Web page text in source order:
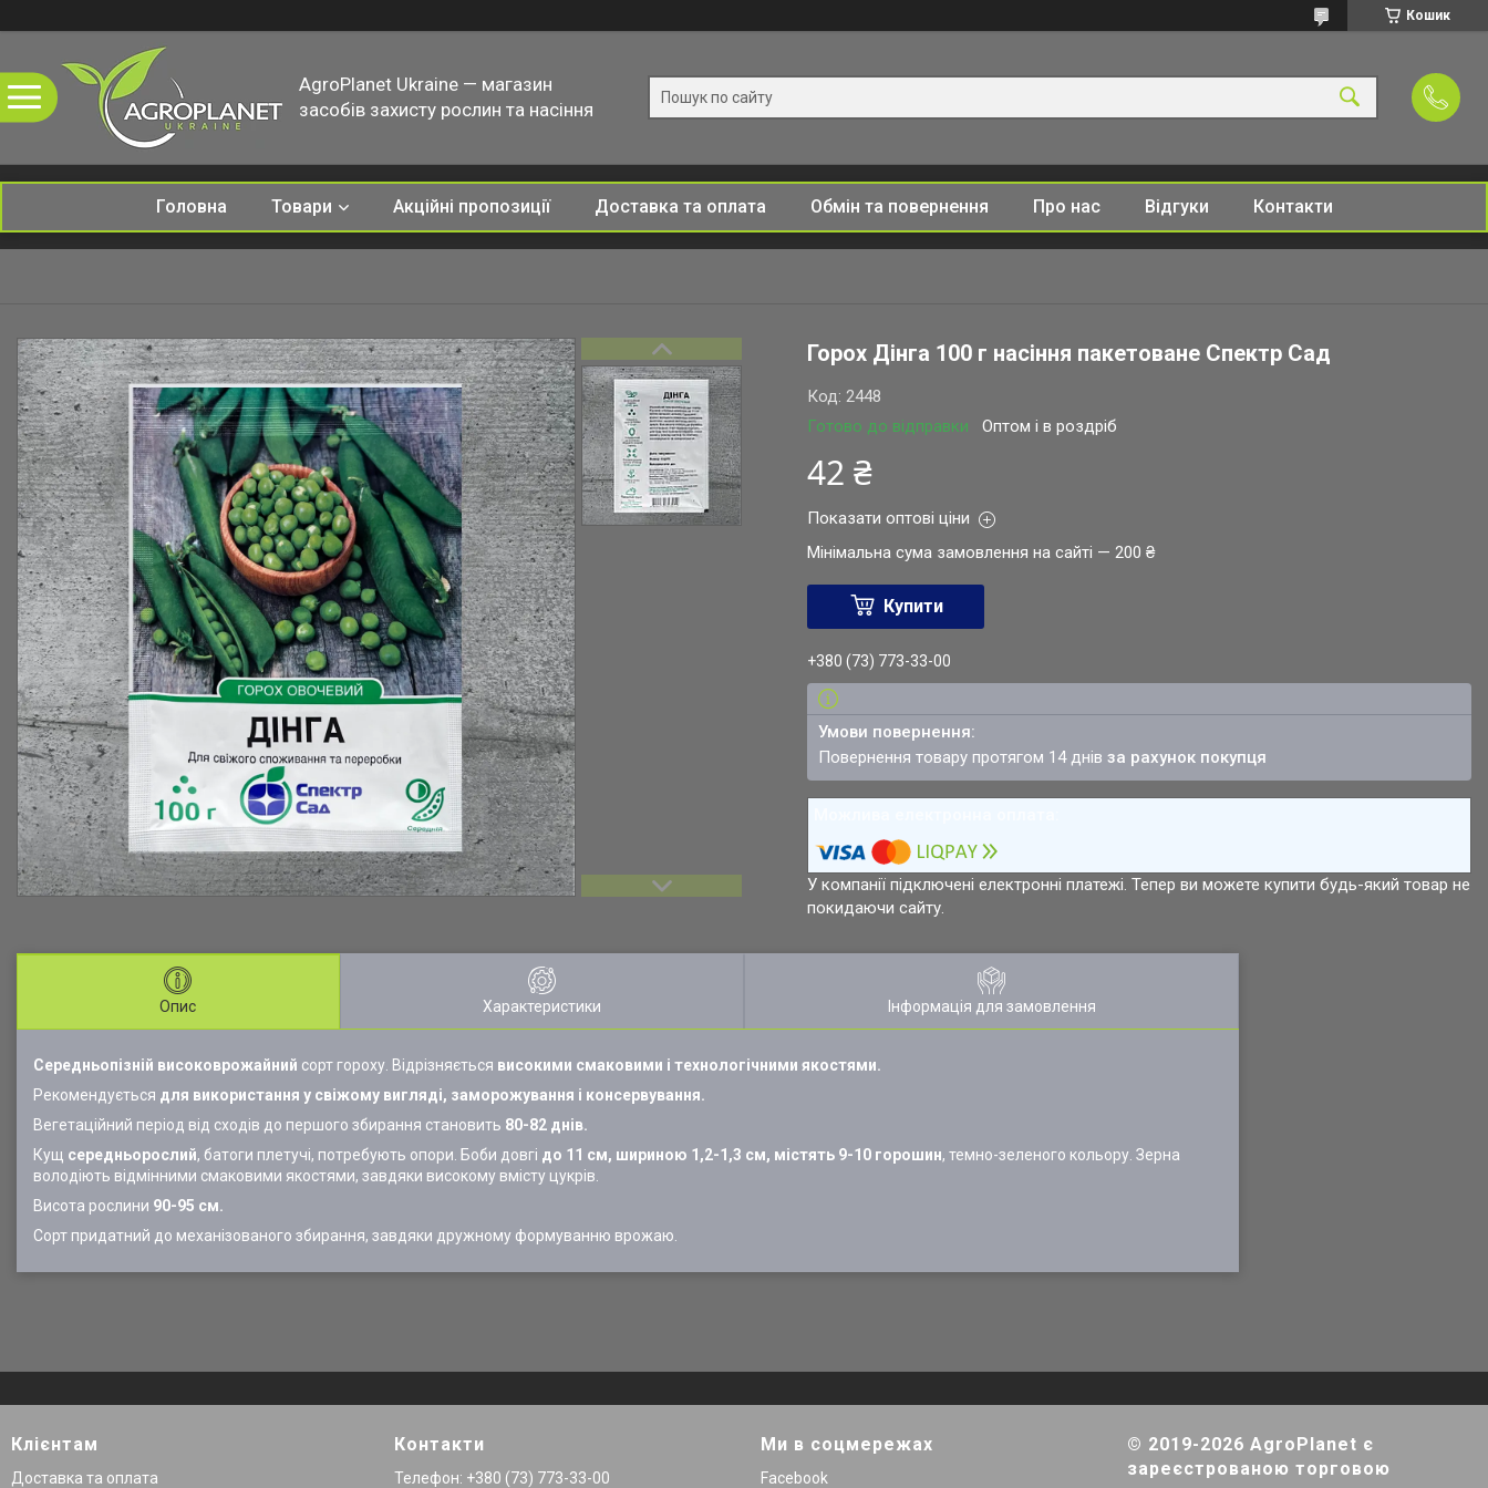
Кошик
AgroPlanet Ukraine — магазин
засобів захисту рослин та насіння
Головна Товари Акційні пропозиції Доставка та оплата Обмін та повернення Про нас Відгуки Контакти
Горох Дінга 100 г насіння пакетоване Спектр Сад
Готово до відправки Оптом і в роздріб
Код:2448
42 ₴
Показати оптові ціни
Мінімальна сума замовлення на сайті — 200 ₴
Купити
+380 (73) 773-33-00
повернення товару протягом 14 днівза рахунок покупця
У компанії підключені електронні платежі. Тепер ви можете купити будь-який товар не
покидаючи сайту.
Опис Характеристики Інформація для замовлення
Середньопізній високоврожайний сорт гороху. Відрізняється високими смаковими і технологічними якостями.
Рекомендується для використання у свіжому вигляді, заморожування і консервування.
Вегетаційний період від сходів до першого збирання становить 80-82 днів.
Кущ середньорослий, батоги плетучі, потребують опори. Боби довгі до 11 см, шириною 1,2-1,3 см, містять 9-10 горошин, темно-зеленого кольору. Зерна
володіють відмінними смаковими якостями, завдяки високому вмісту цукрів.
Висота рослини 90-95 см.
Сорт придатний до механізованого збирання, завдяки дружному формуванню врожаю.
Клієнтам
Доставка та оплата
Контакти
Телефон: +380 (73) 773-33-00
Ми в соцмережах
Facebook
© 2019-2026 AgroPlanet є
зареєстрованою торговою